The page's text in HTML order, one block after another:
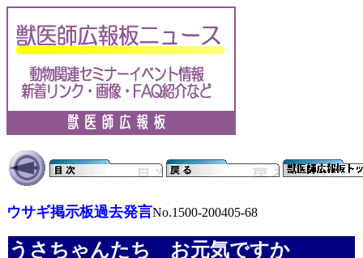
ウサギ掲示板過去発言No.1500-200405-68
うさちゃんたち お元気ですか